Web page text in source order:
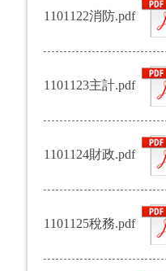
1101122消防.pdf
1101123主計.pdf
1101124財政.pdf
1101125稅務.pdf